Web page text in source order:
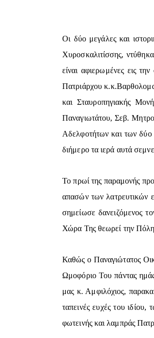
Οι δύο μεγάλες και
Χυροσκαλιτίσσης,
είναι αφιερωμένες εις
Πατριάρχου
και Σταυροπηγιακής
Παναγιωτάτου, Σεβ.
Αδελφοτήτων και των
διήμερο τα ιερά αυτά
Το πρωί της παραμονής
απασών των λατρευτικών
σημείωσε δανειζόμενος
Χώρα Της θεωρεί την
Καθώς ο Παναγιώτατος
Ωμοφόριο Του πάντας
μας κ. Αμφιλόχιος,
ταπεινές ευχές του
φωτεινής και λαμπράς